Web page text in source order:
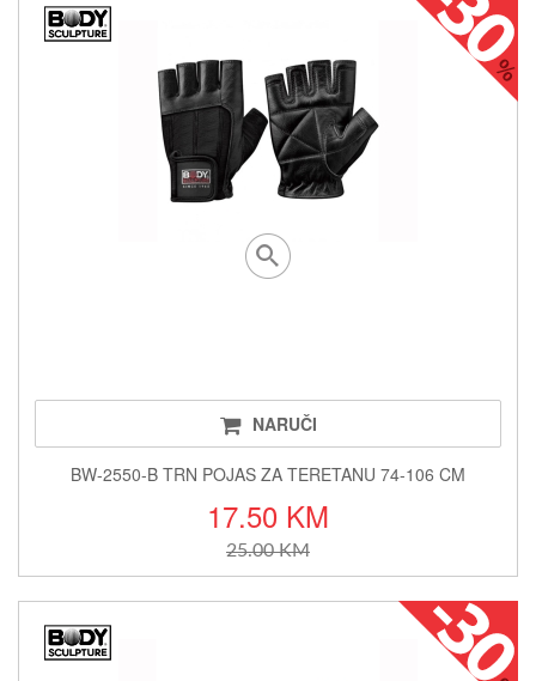
NARUČI
BW-2550-B TRN POJAS ZA TERETANU 74-106 CM
17.50 KM
25.00 KM